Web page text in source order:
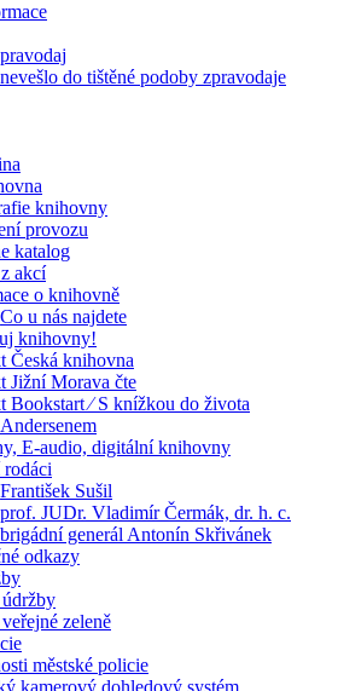
do tištěné podoby zpravodaje
knihovny
provozu
katalog
akcí
o knihovně
Co u nás najdete
knihovny!
Česká knihovna
Jižní Morava čte
Bookstart ⁄ S knížkou do života
E-audio, digitální knihovny
rodáci
František Sušil
prof. JUDr. Vladimír Čermák, dr. h. c.
brigádní generál Antonín Skřivánek
odkazy
údržby
zeleně
městské policie
kamerový dohledový systém